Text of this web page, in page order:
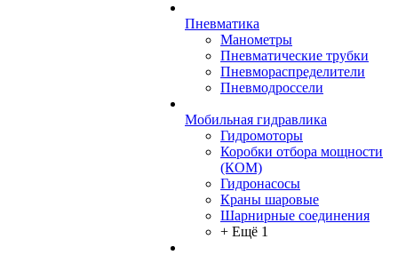
Пневматика
Манометры
Пневматические трубки
Пневмораспределители
Пневмодроссели
Мобильная гидравлика
Гидромоторы
Коробки отбора мощности
(КОМ)
Гидронасосы
Краны шаровые
Шарнирные соединения
+ Ещё 1